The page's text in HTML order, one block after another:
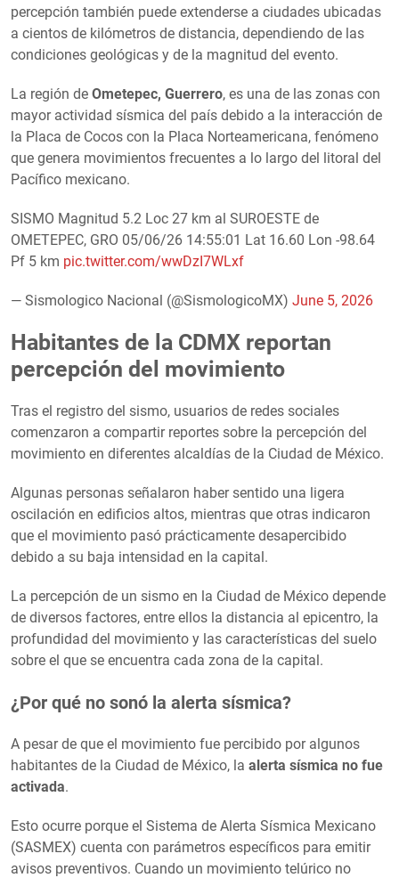
percepción también puede extenderse a ciudades ubicadas
a cientos de kilómetros de distancia, dependiendo de las
condiciones geológicas y de la magnitud del evento.
La región de Ometepec, Guerrero, es una de las zonas con
mayor actividad sísmica del país debido a la interacción de
la Placa de Cocos con la Placa Norteamericana, fenómeno
que genera movimientos frecuentes a lo largo del litoral del
Pacífico mexicano.
SISMO Magnitud 5.2 Loc 27 km al SUROESTE de
OMETEPEC, GRO 05/06/26 14:55:01 Lat 16.60 Lon -98.64
Pf 5 km pic.twitter.com/wwDzI7WLxf
— Sismologico Nacional (@SismologicoMX) June 5, 2026
Habitantes de la CDMX reportan
percepción del movimiento
Tras el registro del sismo, usuarios de redes sociales
comenzaron a compartir reportes sobre la percepción del
movimiento en diferentes alcaldías de la Ciudad de México.
Algunas personas señalaron haber sentido una ligera
oscilación en edificios altos, mientras que otras indicaron
que el movimiento pasó prácticamente desapercibido
debido a su baja intensidad en la capital.
La percepción de un sismo en la Ciudad de México depende
de diversos factores, entre ellos la distancia al epicentro, la
profundidad del movimiento y las características del suelo
sobre el que se encuentra cada zona de la capital.
¿Por qué no sonó la alerta sísmica?
A pesar de que el movimiento fue percibido por algunos
habitantes de la Ciudad de México, la alerta sísmica no fue
activada.
Esto ocurre porque el Sistema de Alerta Sísmica Mexicano
(SASMEX) cuenta con parámetros específicos para emitir
avisos preventivos. Cuando un movimiento telúrico no